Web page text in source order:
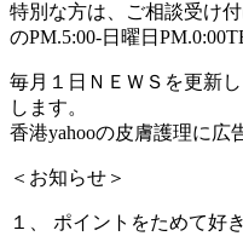
特別な方は、ご相談受け
のPM.5:00-日曜日
毎月１日ＮＥＷＳを更新
します。
香港yahooの皮膚護理に広
＜お知らせ＞
１、 ポイントをためて好